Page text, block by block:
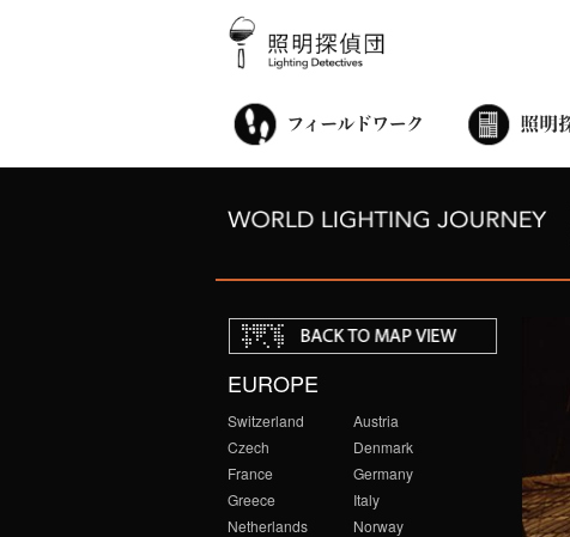
EUROPE
Switzerland
Austria
Czech
Denmark
France
Germany
Greece
Italy
Netherlands
Norway